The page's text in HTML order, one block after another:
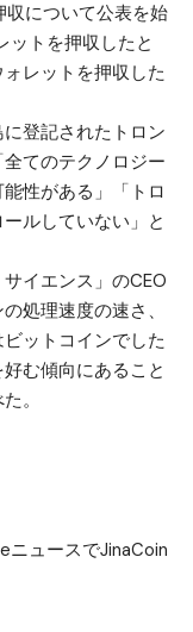
収について公表を始
トを押収したと
レットを押収した
登記されたトロン
てのテクノロジー
性がある」「トロ
ルしていない」と
イエンス」のCEO
処理速度の速さ、
ットコインでした
む傾向にあること
。
ニュースでJinaCoin